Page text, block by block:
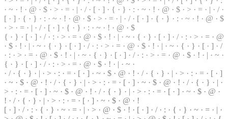
· ~ · ! · @ · $ · > · = · | · / · [ · ] · { · } · : · ~ · ! · @ · $ · > · = · | · / ·
[ · ] · { · } · : · ~ · ! · @ · $ · > · = · | · / · [ · ] · { · } · : · ~ · ! · @ · $
· > · = · | · / · [ · ] · { · } · : · ~ · ! · @ · $
{ · } · [ · ] · / · : · > · = · @ · $ · ! · | · ~ · { · } · [ · ] · / · : · > · = · @
· $ · ! · | · ~ · { · } · [ · ] · / · : · > · = · @ · $ · ! · | · ~ · { · } · [ · ] · /
· : · > · = · @ · $ · ! · | · ~ · { · } · [ · ] · / · : · > · = · @ · $ · ! · | · ~ ·
{ · } · [ · ] · / · : · > · = · @ · $ · ! · | · ~ ·
· / · { · } · | · > · : · = · [ · ] · ~ · $ · @ · ! · / · { · } · | · > · : · = · [ · ]
· ~ · $ · @ · ! · / · { · } · | · > · : · = · [ · ] · ~ · $ · @ · ! · / · { · } · | ·
> · : · = · [ · ] · ~ · $ · @ · ! · / · { · } · | · > · : · = · [ · ] · ~ · $ · @ ·
! · / · { · } · | · > · : · = · [ · ] · ~ · $ · @ · !
[ · ] · / · : · { · } · ~ · = · | · > · @ · $ · ! · [ · ] · / · : · { · } · ~ · = · | ·